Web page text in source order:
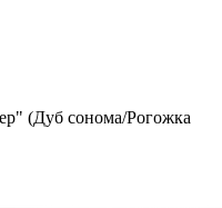
(Дуб сонома/Рогожка